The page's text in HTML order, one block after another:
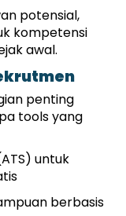
potensial,
kompetensi
awal.
penting
tools yang
untuk
berbasis